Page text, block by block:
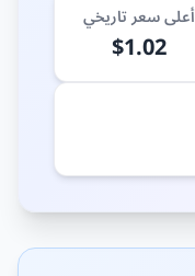
أعلى سعر تاريخي
$1.02